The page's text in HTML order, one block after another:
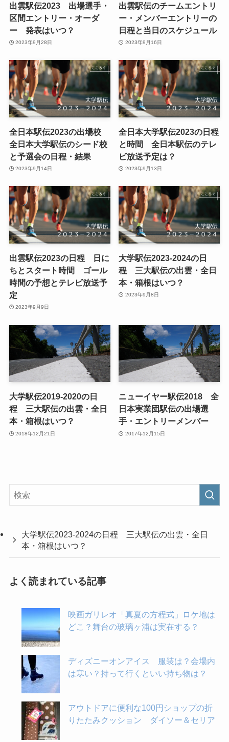
出雲駅伝2023 出場選手・
区間エントリー・オーダ
ー 発表はいつ？
2023年9月28日
出雲駅伝のチームエントリ
ー・メンバーエントリーの
日程と当日のスケジュール
2023年9月16日
全日本駅伝2023の出場校
全日本大学駅伝のシード校
と予選会の日程・結果
2023年9月14日
全日本大学駅伝2023の日程
と時間 全日本駅伝のテレ
ビ放送予定は？
2023年9月13日
出雲駅伝2023の日程 日に
ちとスタート時間 ゴール
時間の予想とテレビ放送予
定
2023年9月9日
大学駅伝2023-2024の日
程 三大駅伝の出雲・全日
本・箱根はいつ？
2023年9月8日
大学駅伝2019-2020の日
程 三大駅伝の出雲・全日
本・箱根はいつ？
2018年12月21日
ニューイヤー駅伝2018 全
日本実業団駅伝の出場選
手・エントリーメンバー
2017年12月15日
大学駅伝2023-2024の日程 三大駅伝の出雲・全日
本・箱根はいつ？
よく読まれている記事
映画ガリレオ「真夏の方程式」ロケ地は
どこ？舞台の玻璃ヶ浦は実在する？
ディズニーオンアイス 服装は？会場内
は寒い？持って行くといい持ち物は？
アウトドアに便利な100円ショップの折
りたたみクッション ダイソー＆セリア